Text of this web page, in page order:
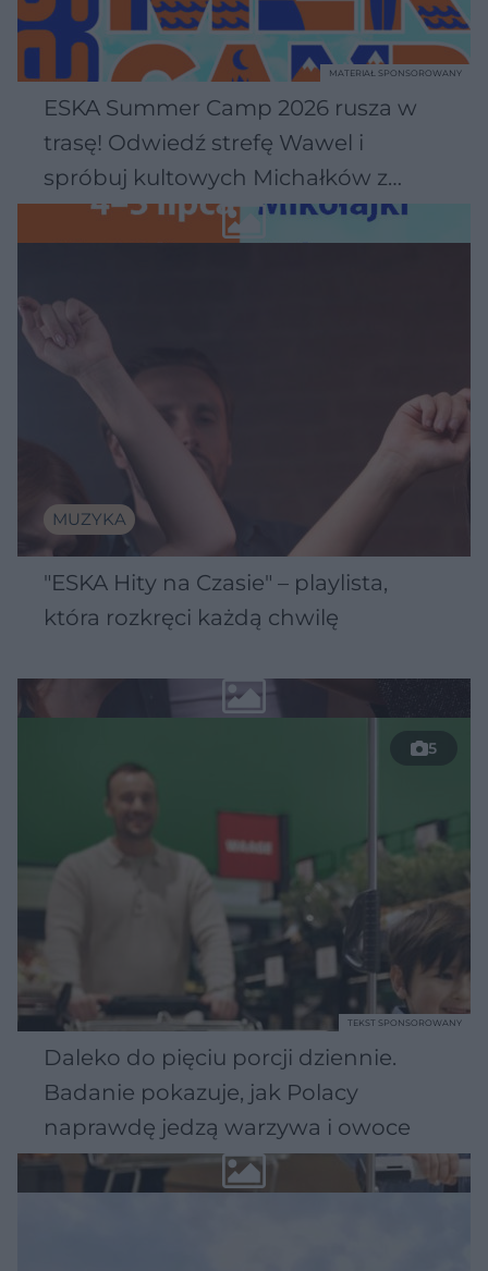
ESKA Summer Camp 2026 rusza w
trasę! Odwiedź strefę Wawel i
spróbuj kultowych Michałków z
Wawelu
MATERIAŁ SPONSOROWANY
MUZYKA
"ESKA Hity na Czasie" – playlista,
która rozkręci każdą chwilę
5
Daleko do pięciu porcji dziennie.
Badanie pokazuje, jak Polacy
naprawdę jedzą warzywa i owoce
TEKST SPONSOROWANY